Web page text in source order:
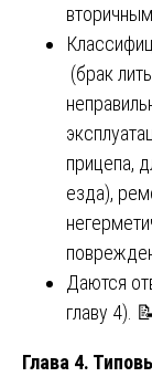
(брак
прицепа,
езда),
Даются
главу 4).
Глава 4.